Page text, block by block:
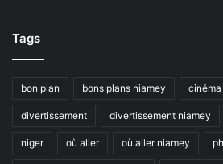
Tags
bon plan bons plans niamey cinéma
divertissement divertissement niamey
niger où aller où aller niamey